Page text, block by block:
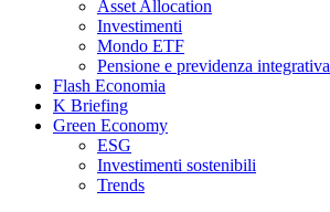
Asset Allocation
Investimenti
Mondo ETF
Pensione e previdenza integrativa
Flash Economia
K Briefing
Green Economy
ESG
Investimenti sostenibili
Trends